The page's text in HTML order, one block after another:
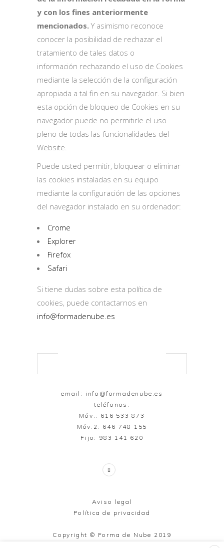
y con los fines anteriormente
mencionados.Y asimismo reconoce
conocer la posibilidad de rechazar el
tratamiento de tales datos o
información rechazando el uso de Cookies
mediante la selección de la configuración
apropiada a tal fin en su navegador. Si bien
esta opción de bloqueo de Cookies en su
navegador puede no permitirle el uso
pleno de todas las funcionalidades del
Website.
Puede usted permitir, bloquear o eliminar
las cookies instaladas en su equipo
mediante la configuración de las opciones
del navegador instalado en su ordenador:
Crome
Explorer
Firefox
Safari
Si tiene dudas sobre esta política de
cookies, puede contactarnos en
info@formadenube.es
email: info@formadenube.es
teléfonos:
Móv.: 616 533 873
Móv.2: 646 748 155
Fijo: 983 141 620
Aviso legal
Política de privacidad
Copyright © Forma de Nube 2019